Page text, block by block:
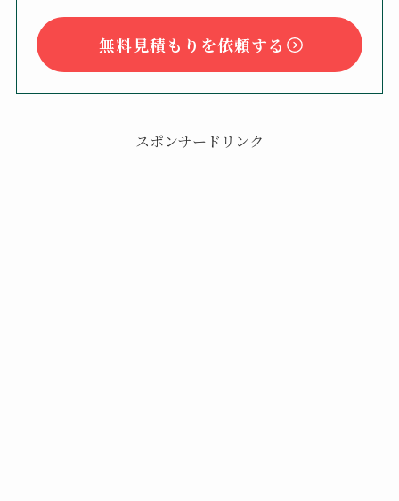
無料見積もりを依頼する
スポンサードリンク